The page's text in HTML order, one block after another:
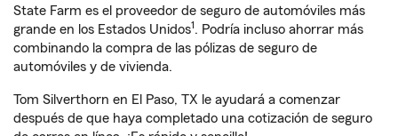
State Farm es el proveedor de seguro de automóviles más
grande en los Estados Unidos1. Podría incluso ahorrar más
combinando la compra de las pólizas de seguro de
automóviles y de vivienda.
Tom Silverthorn en El Paso, TX le ayudará a comenzar
después de que haya completado una cotización de seguro